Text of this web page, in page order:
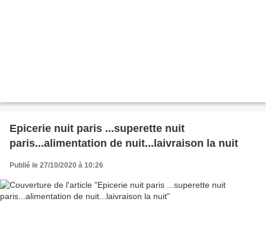
Epicerie nuit paris ...superette nuit
paris...alimentation de nuit...laivraison la nuit
Publié le 27/10/2020 à 10:26